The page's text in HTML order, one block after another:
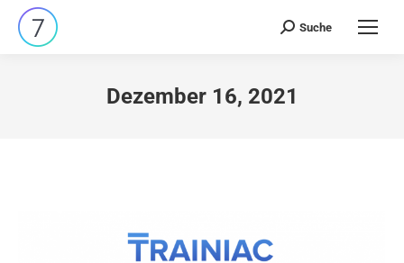
Search:
Suche
Dezember 16, 2021